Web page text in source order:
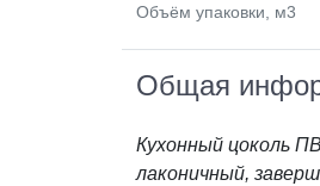
Объём упаковки, м3
Общая
Кухонный цоколь
лаконичный,